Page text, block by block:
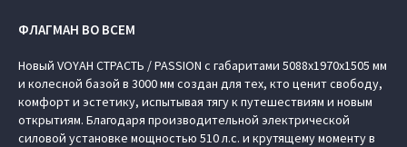
ФЛАГМАН ВО ВСЕМ
Новый VOYAH СТРАСТЬ / PASSION с габаритами 5088х1970х1505 мм
и колесной базой в 3000 мм создан для тех, кто ценит свободу,
комфорт и эстетику, испытывая тягу к путешествиям и новым
открытиям. Благодаря производительной электрической
силовой установке мощностью 510 л.с. и крутящему моменту в